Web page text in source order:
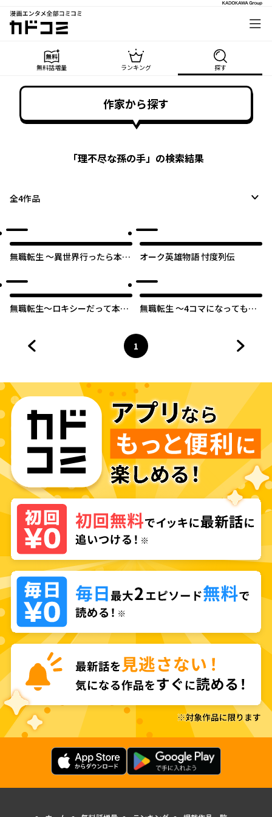
漫画エンタメ全部コミコミ
カドコミ
無料話増量 ランキング 探す
作家から探す
「理不尽な孫の手」の検索結果
全4作品
無職転生 ～異世界行ったら本気
オーク英雄物語 忖度列伝
無職転生～ロキシーだって本気
無職転生 ～4コマになっても本
ページ
1
へ